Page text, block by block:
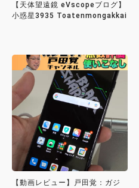
【天体望遠鏡 eVscopeブログ】
小惑星3935 Toatenmongakkai
【動画レビュー】戸田覚：ガジ